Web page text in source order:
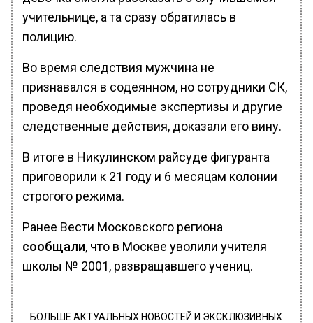
учительнице, а та сразу обратилась в
полицию.
Во время следствия мужчина не
признавался в содеянном, но сотрудники СК,
проведя необходимые экспертизы и другие
следственные действия, доказали его вину.
В итоге в Никулинском райсуде фигуранта
приговорили к 21 году и 6 месяцам колонии
строгого режима.
Ранее Вести Московского региона
сообщали, что в Москве уволили учителя
школы № 2001, развращавшего учениц.
БОЛЬШЕ АКТУАЛЬНЫХ НОВОСТЕЙ И ЭКСКЛЮЗИВНЫХ